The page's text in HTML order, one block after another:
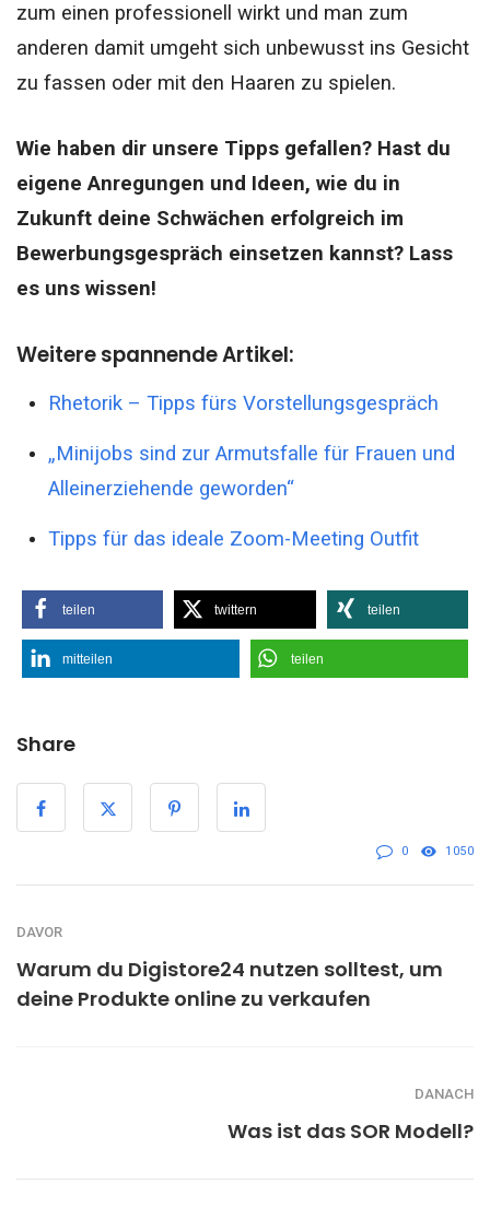
zum einen professionell wirkt und man zum
anderen damit umgeht sich unbewusst ins Gesicht
zu fassen oder mit den Haaren zu spielen.
Wie haben dir unsere Tipps gefallen? Hast du
eigene Anregungen und Ideen, wie du in
Zukunft deine Schwächen erfolgreich im
Bewerbungsgespräch einsetzen kannst? Lass
es uns wissen!
Weitere spannende Artikel:
Rhetorik – Tipps fürs Vorstellungsgespräch
„Minijobs sind zur Armutsfalle für Frauen und
Alleinerziehende geworden“
Tipps für das ideale Zoom-Meeting Outfit
teilen twittern teilen
mitteilen teilen
Share
0 1050
DAVOR
Warum du Digistore24 nutzen solltest, um
deine Produkte online zu verkaufen
DANACH
Was ist das SOR Modell?